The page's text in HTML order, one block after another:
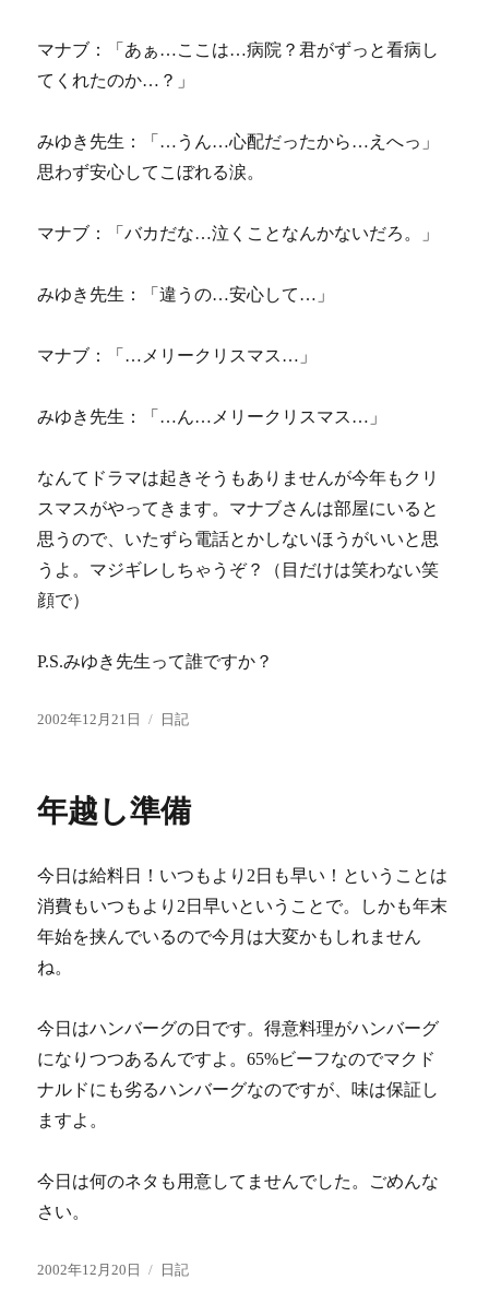
マナブ：「あぁ…ここは…病院？君がずっと看病し
てくれたのか…？」
みゆき先生：「…うん…心配だったから…えへっ」
思わず安心してこぼれる涙。
マナブ：「バカだな…泣くことなんかないだろ。」
みゆき先生：「違うの…安心して…」
マナブ：「…メリークリスマス…」
みゆき先生：「…ん…メリークリスマス…」
なんてドラマは起きそうもありませんが今年もクリ
スマスがやってきます。マナブさんは部屋にいると
思うので、いたずら電話とかしないほうがいいと思
うよ。マジギレしちゃうぞ？（目だけは笑わない笑
顔で）
P.S.みゆき先生って誰ですか？
投
2002年12月21日
カ
ー
日記
年越し準備
今日は給料日！いつもより2日も早い！ということは
消費もいつもより2日早いということで。しかも年末
年始を挟んでいるので今月は大変かもしれません
ね。
今日はハンバーグの日です。得意料理がハンバーグ
になりつつあるんですよ。65%ビーフなのでマクド
ナルドにも劣るハンバーグなのですが、味は保証し
ますよ。
今日は何のネタも用意してませんでした。ごめんな
さい。
投
2002年12月20日
カ
日記